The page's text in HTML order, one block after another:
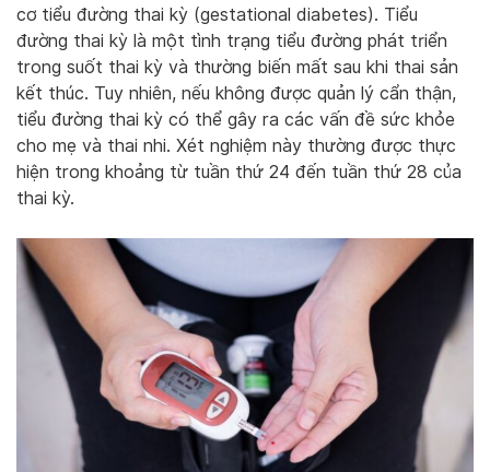
cơ tiểu đường thai kỳ (gestational diabetes). Tiểu
đường thai kỳ là một tình trạng tiểu đường phát triển
trong suốt thai kỳ và thường biến mất sau khi thai sản
kết thúc. Tuy nhiên, nếu không được quản lý cẩn thận,
tiểu đường thai kỳ có thể gây ra các vấn đề sức khỏe
cho mẹ và thai nhi. Xét nghiệm này thường được thực
hiện trong khoảng từ tuần thứ 24 đến tuần thứ 28 của
thai kỳ.